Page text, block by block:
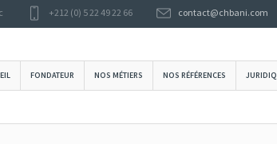
+212 (0) 5 22 49 22 66 contact@chbani.com
FONDATEUR NOS MÉTIERS NOS RÉFÉRENCES